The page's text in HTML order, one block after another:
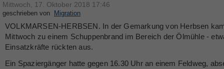
Mittwoch, 17. Oktober 2018 17:46
geschrieben von Migration
VOLKMARSEN-HERBSEN. In der Gemarkung von Herbsen
Mittwoch zu einem Schuppenbrand im Bereich der Ölmühle -
Einsatzkräfte rückten aus.
Ein Spaziergänger hatte gegen 16.30 Uhr an einem Feldweg,